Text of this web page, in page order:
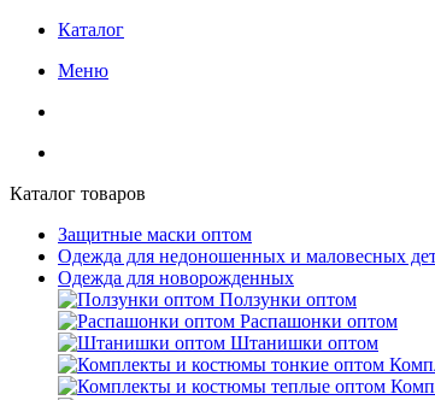
Каталог
Меню
Каталог товаров
Защитные маски оптом
Одежда для недоношенных и маловесных
Одежда для новорожденных
Ползунки оптом
Распашонки оптом
Штанишки оптом